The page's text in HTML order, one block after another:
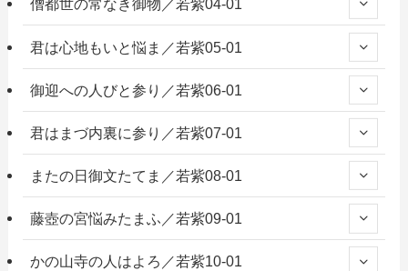
僧都世の常なき御物／若紫04-01
君は心地もいと悩ま／若紫05-01
御迎への人びと参り／若紫06-01
君はまづ内裏に参り／若紫07-01
またの日御文たてま／若紫08-01
藤壺の宮悩みたまふ／若紫09-01
かの山寺の人はよろ／若紫10-01